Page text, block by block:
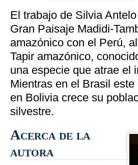
El trabajo de Silvia
Gran Paisaje Madidi-
amazónico con el Perú,
Tapir amazónico,
una especie que atrae el
Mientras en el Brasil
en Bolivia crece su
silvestre.
Acerca de la
autora